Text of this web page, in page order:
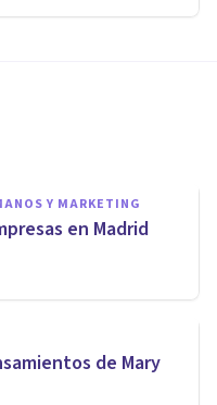
Y MARKETING
en Madrid
de Mary